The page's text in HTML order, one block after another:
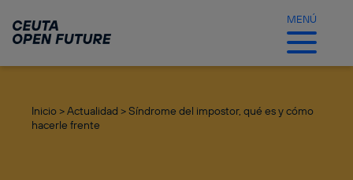
contenido
principal
MENÚ
Inicio >Actualidad >Síndrome del impostor, qué es y cómo
hacerle frente